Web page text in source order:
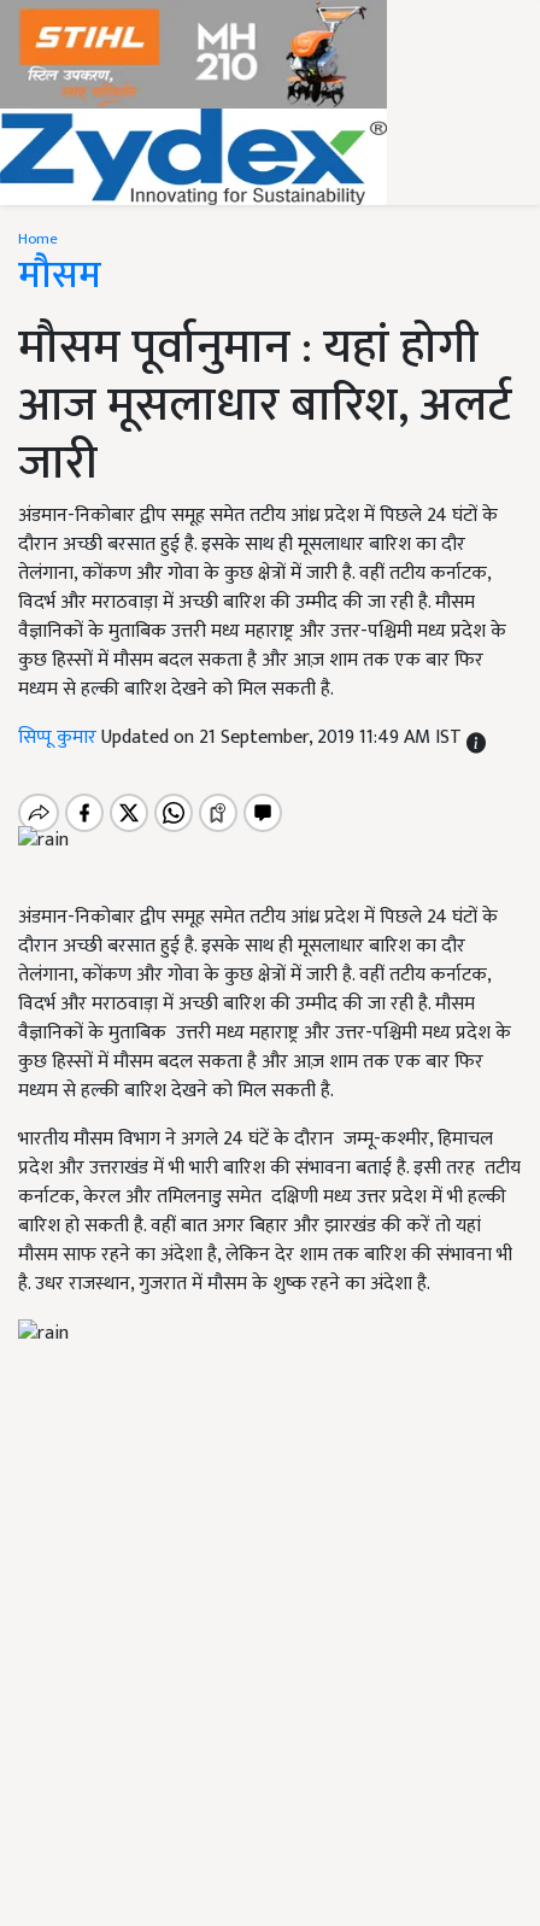
Home
मौसम
मौसम पूर्वानुमान : यहां होगी
आज मूसलाधार बारिश, अलर्ट
जारी
अंडमान-निकोबार द्वीप समूह समेत तटीय आंध्र प्रदेश में पिछले 24 घंटों के
दौरान अच्छी बरसात हुई है. इसके साथ ही मूसलाधार बारिश का दौर
तेलंगाना, कोंकण और गोवा के कुछ क्षेत्रों में जारी है. वहीं तटीय कर्नाटक,
विदर्भ और मराठवाड़ा में अच्छी बारिश की उम्मीद की जा रही है. मौसम
वैज्ञानिकों के मुताबिक उत्तरी मध्य महाराष्ट्र और उत्तर-पश्चिमी मध्य प्रदेश के
कुछ हिस्सों में मौसम बदल सकता है और आज़ शाम तक एक बार फिर
मध्यम से हल्की बारिश देखने को मिल सकती है.
सिप्पू कुमारUpdated on 21 September, 2019 11:49 AM IST
अंडमान-निकोबार द्वीप समूह समेत तटीय आंध्र प्रदेश में पिछले24घंटों के
दौरान अच्छी बरसात हुई है. इसके साथ ही मूसलाधार बारिश का दौर
तेलंगाना,कोंकण और गोवा के कुछ क्षेत्रों में जारी है. वहीं तटीय कर्नाटक,
विदर्भ और मराठवाड़ा में अच्छी बारिश की उम्मीद की जा रही है. मौसम
वैज्ञानिकों के मुताबिक उत्तरी मध्य महाराष्ट्र और उत्तर-पश्चिमी मध्य प्रदेश के
कुछ हिस्सों में मौसम बदल सकता है और आज़ शाम तक एक बार फिर
मध्यम से हल्की बारिश देखने को मिल सकती है.
भारतीय मौसम विभाग ने अगले24घंटें के दौरान जम्मू-कश्मीर,हिमाचल
प्रदेश और उत्तराखंड में भी भारी बारिश की संभावना बताई है. इसी तरह तटीय
कर्नाटक,केरल और तमिलनाडु समेत दक्षिणी मध्य उत्तर प्रदेश में भी हल्की
बारिश हो सकती है. वहीं बात अगर बिहार और झारखंड की करें तो यहां
मौसम साफ रहने का अंदेशा है,लेकिन देर शाम तक बारिश की संभावना भी
है. उधर राजस्थान,गुजरात में मौसम के शुष्क रहने का अंदेशा है.